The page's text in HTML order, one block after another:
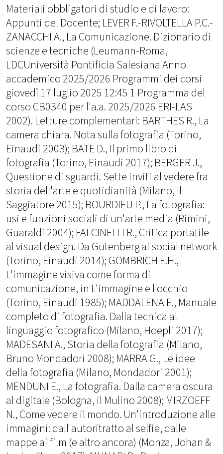
Materiali obbligatori di studio e di lavoro:
Appunti del Docente; LEVER F.-RIVOLTELLA P.C.-
ZANACCHI A., La Comunicazione. Dizionario di
scienze e tecniche (Leumann-Roma,
LDCUniversità Pontificia Salesiana Anno
accademico 2025/2026 Programmi dei corsi
giovedì 17 luglio 2025 12:45 1 Programma del
corso CB0340 per l'a.a. 2025/2026 ERI-LAS
2002). Letture complementari: BARTHES R., La
camera chiara. Nota sulla fotografia (Torino,
Einaudi 2003); BATE D., Il primo libro di
fotografia (Torino, Einaudi 2017); BERGER J.,
Questione di sguardi. Sette inviti al vedere fra
storia dell'arte e quotidianità (Milano, Il
Saggiatore 2015); BOURDIEU P., La fotografia:
usi e funzioni sociali di un'arte media (Rimini,
Guaraldi 2004); FALCINELLI R., Critica portatile
al visual design. Da Gutenberg ai social network
(Torino, Einaudi 2014); GOMBRICH E.H.,
L'immagine visiva come forma di
comunicazione, in L'immagine e l'occhio
(Torino, Einaudi 1985); MADDALENA E., Manuale
completo di fotografia. Dalla tecnica al
linguaggio fotografico (Milano, Hoepli 2017);
MADESANI A., Storia della fotografia (Milano,
Bruno Mondadori 2008); MARRA G., Le idee
della fotografia (Milano, Mondadori 2001);
MENDUNI E., La fotografia. Dalla camera oscura
al digitale (Bologna, il Mulino 2008); MIRZOEFF
N., Come vedere il mondo. Un'introduzione alle
immagini: dall'autoritratto al selfie, dalle
mappe ai film (e altro ancora) (Monza, Johan &